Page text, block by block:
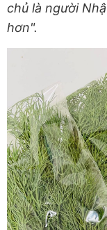
chủ là người
hơn".